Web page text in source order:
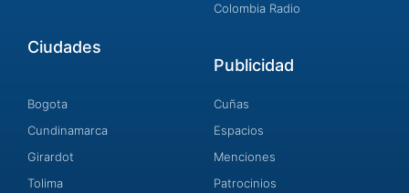
Colombia Radio
Ciudades
Bogota
Cundinamarca
Girardot
Tolima
Publicidad
Cuñas
Espacios
Menciones
Patrocinios